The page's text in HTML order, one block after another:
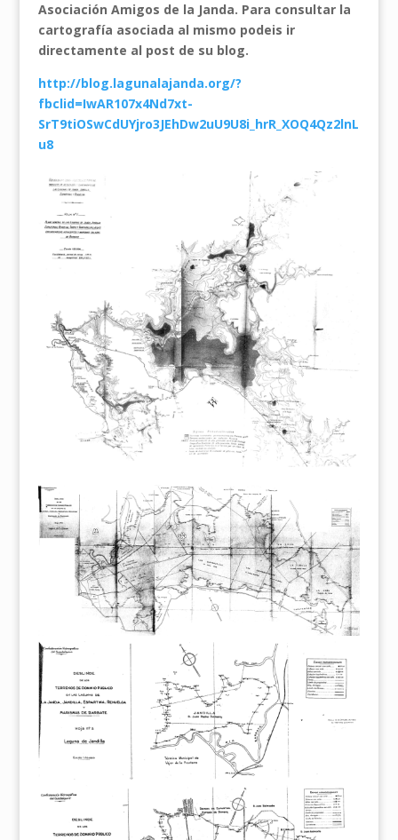
Asociación Amigos de la Janda. Para consultar la
cartografía asociada al mismo podeis ir
directamente al post de su blog.
http://blog.lagunalajanda.org/?
fbclid=IwAR107x4Nd7xt-
SrT9tiOSwCdUYjro3JEhDw2uU9U8i_hrR_XOQ4Qz2lnL
u8